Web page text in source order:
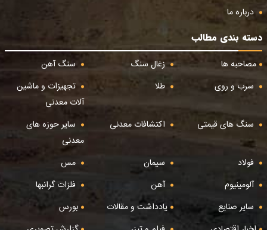
درباره ما
دسته بندی مطالب
مصاحبه ها
زغال سنگ
سنگ آهن
سرب و روی
طلا
تجهیزات و ماشین
آلات معدنی
سنگ های قیمتی
اکتشافات معدنی
سایر حوزه های
معدنی
فولاد
سیمان
مس
آلومینیوم
آهن
فلزات گرانبها
سایر صنایع
یادداشت و مقالات
بورس